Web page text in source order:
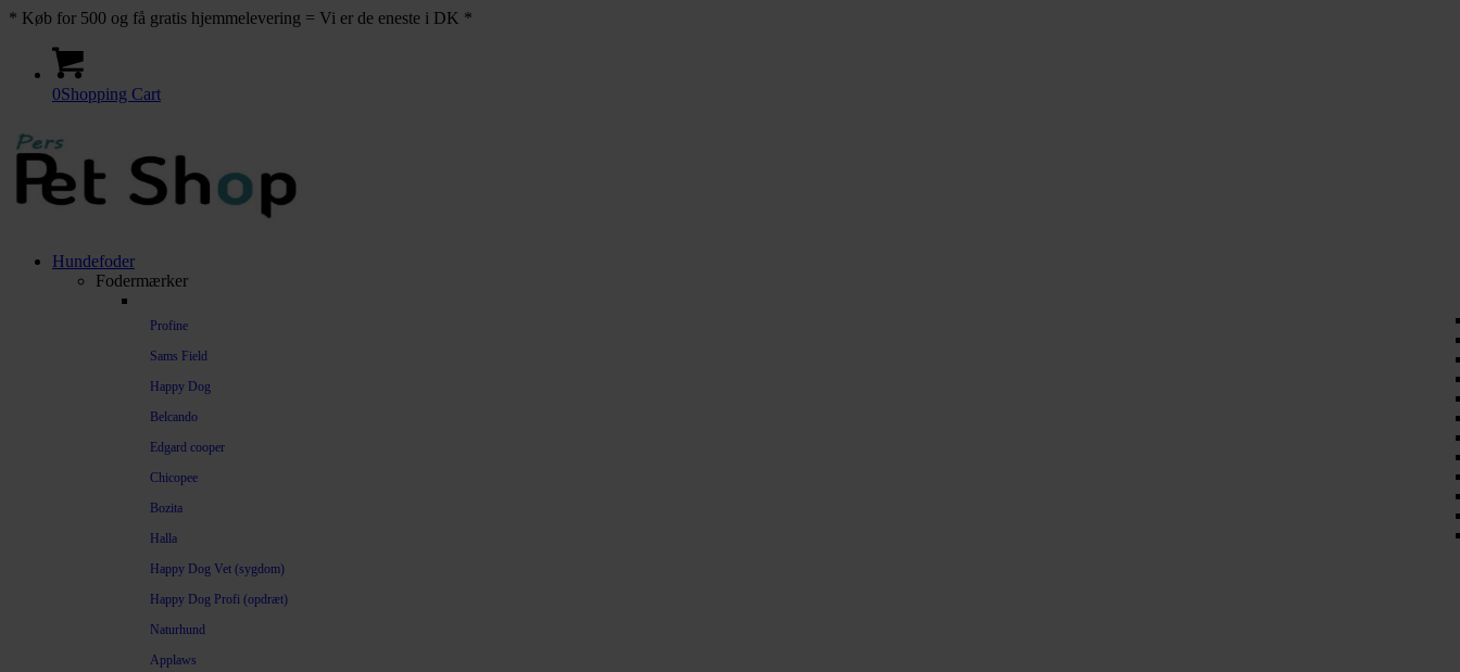
* Køb for 500 og få gratis hjemmelevering = Vi er de eneste i DK *
0Shopping Cart
Hundefoder
Fodermærker
Profine
Sams Field
Happy Dog
Belcando
Edgard cooper
Chicopee
Bozita
Halla
Happy Dog Vet (sygdom)
Happy Dog Profi (opdræt)
Naturhund
Applaws